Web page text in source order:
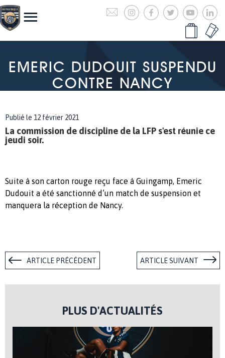
EMERIC DUDOUIT SUSPENDU
CONTRE NANCY
Publié le 12 février 2021
La commission de discipline de la LFP s'est réunie ce
jeudi soir.
Suite à son carton rouge reçu face à Guingamp, Emeric
Dudouit a été sanctionné d’un match de suspension et
manquera la réception de Nancy.
ARTICLE PRÉCÉDENT ARTICLE SUIVANT
PLUS D'ACTUALITÉS